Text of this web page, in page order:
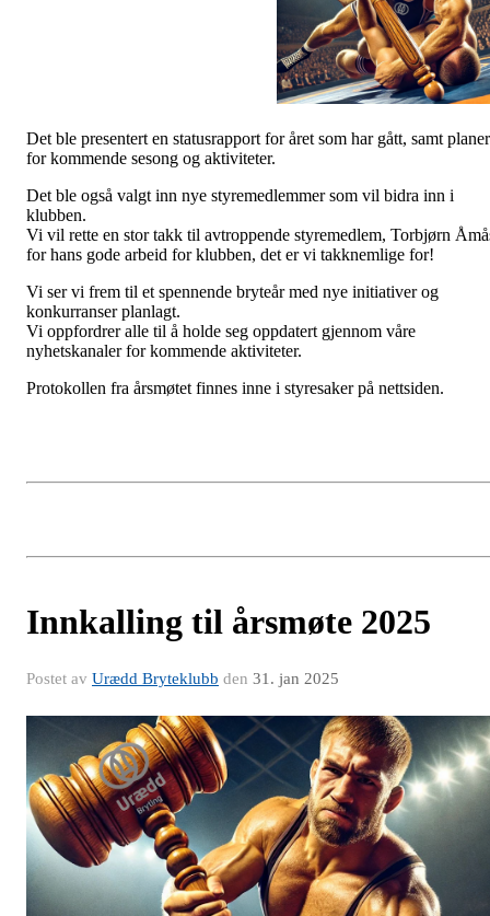
Det ble presentert en statusrapport for året som har gått, samt planer
for kommende sesong og aktiviteter.
Det ble også valgt inn nye styremedlemmer som vil bidra inn i
klubben.
Vi vil rette en stor takk til avtroppende styremedlem, Torbjørn
for hans gode arbeid for klubben, det er vi takknemlige for!
Vi ser vi frem til et spennende bryteår med nye initiativer og
konkurranser planlagt.
Vi oppfordrer alle til å holde seg oppdatert gjennom våre
nyhetskanaler for kommende aktiviteter.
Protokollen fra årsmøtet finnes inne i styresaker på nettsiden.
Innkalling til årsmøte 2025
Postet av Urædd Bryteklubb den 31. jan 2025